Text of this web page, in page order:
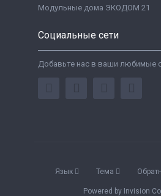
Модульные дома ЭКОДОМ 21
Социальные сети
Добавьте нас в ваши любимые
Язык Тема
Powered by Invision